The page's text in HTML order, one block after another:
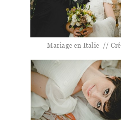
Mariage en Italie //